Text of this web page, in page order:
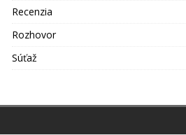
Recenzia
Rozhovor
Súťaž